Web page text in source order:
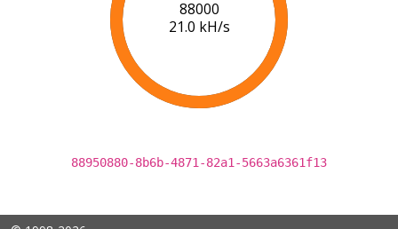
91000
21.1 kH/s
88950880-8b6b-4871-82a1-5663a6361f13